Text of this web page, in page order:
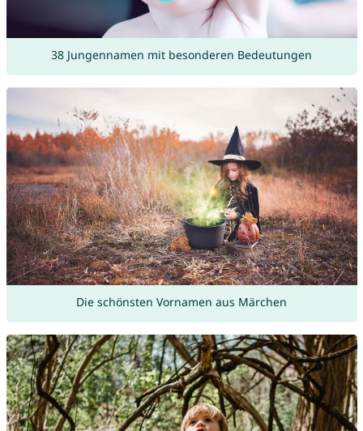
38 Jungennamen mit besonderen Bedeutungen
Die schönsten Vornamen aus Märchen